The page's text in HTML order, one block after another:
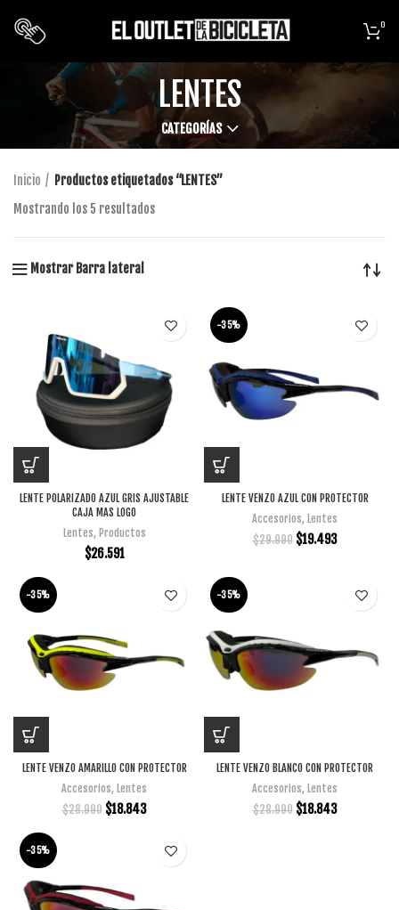
0
LENTES
CATEGORÍAS
Inicio
Productos etiquetados “LENTES”
Mostrando los 5 resultados
Mostrar Barra lateral
LENTE POLARIZADO AZUL GRIS AJUSTABLE
CAJA MAS LOGO
Lentes, Productos
$26.591
-35%
LENTE VENZO AZUL CON PROTECTOR
Accesorios, Lentes
$29.990 $19.493
-35%
LENTE VENZO AMARILLO CON PROTECTOR
Accesorios, Lentes
$28.990 $18.843
-35%
LENTE VENZO BLANCO CON PROTECTOR
Accesorios, Lentes
$28.990 $18.843
-35%